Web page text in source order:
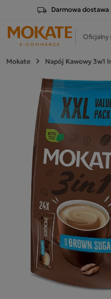
Darmowa
Oficjalny
Mokate Napój Kawowy 3w1